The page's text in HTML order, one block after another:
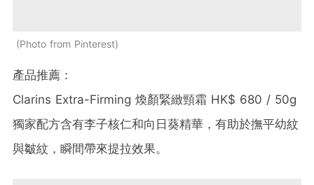
Photo from Pinterest
產品推薦：
Clarins Extra-Firming 煥顏緊緻頸霜 HK$ 680 / 50g
獨家配方含有李子核仁和向日葵精華，有助於撫平幼紋
與皺紋，瞬間帶來提拉效果。